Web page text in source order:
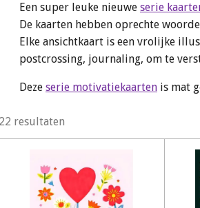
Een super leuke nieuwe serie
De kaarten hebben oprechte
Elke ansichtkaart is een vrolijke
postcrossing, journaling, om te
Deze serie motivatiekaarten is mat
22 resultaten